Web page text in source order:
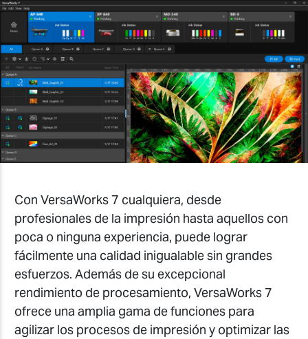
Con VersaWorks 7 cualquiera, desde
profesionales de la impresión hasta aquellos con
poca o ninguna experiencia, puede lograr
fácilmente una calidad inigualable sin grandes
esfuerzos. Además de su excepcional
rendimiento de procesamiento, VersaWorks 7
ofrece una amplia gama de funciones para
agilizar los procesos de impresión y optimizar las